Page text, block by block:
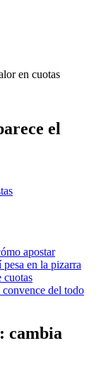
en cuotas
el
apostar
en la pizarra
cuotas
del todo
cambia